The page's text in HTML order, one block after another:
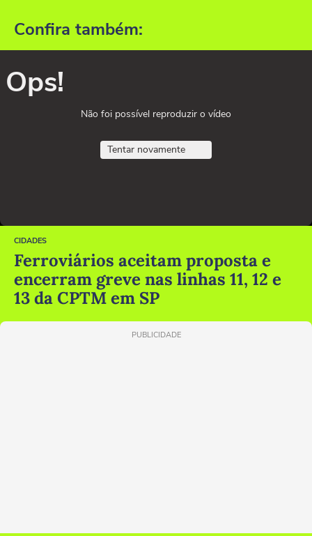
Confira também:
Ops!
Não foi possível reproduzir o vídeo
Tentar novamente
CIDADES
Ferroviários aceitam proposta e
encerram greve nas linhas 11, 12 e
13 da CPTM em SP
PUBLICIDADE